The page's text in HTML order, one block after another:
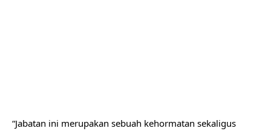
“Jabatan ini merupakan sebuah kehormatan sekaligus